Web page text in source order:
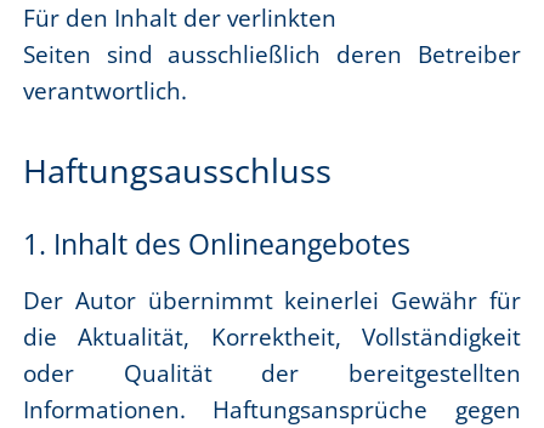
Für den Inhalt der verlinkten
Seiten sind ausschließlich deren Betreiber
verantwortlich.
Haftungsausschluss
1. Inhalt des Onlineangebotes
Der Autor übernimmt keinerlei Gewähr für
die Aktualität, Korrektheit, Vollständigkeit
oder Qualität der bereitgestellten
Informationen. Haftungsansprüche gegen